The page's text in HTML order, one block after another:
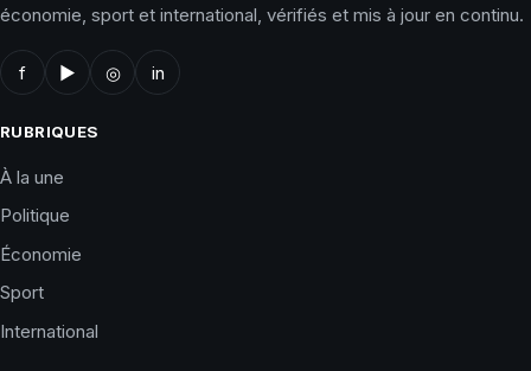
économie, sport et international, vérifiés et mis à jour en continu.
f ▶ ◎ in
RUBRIQUES
À la une
Politique
Économie
Sport
International